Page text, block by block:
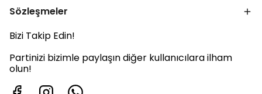
Sözleşmeler
Bizi Takip Edin!
Partinizi bizimle paylaşın diğer kullanıcılara ilham
olun!